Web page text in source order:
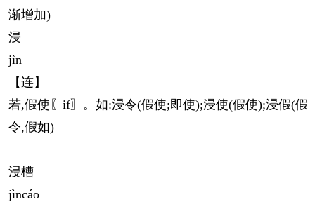
渐增加)
浸
jìn
【连】
若,假使〖if〗。如:浸令(假使;即使);浸使(假使);浸假(假
令,假如)
浸槽
jìncáo